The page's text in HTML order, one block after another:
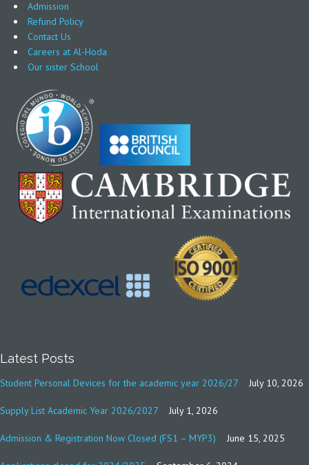
Admission
Refund Policy
Contact Us
Careers at Al-Hoda
Our sister School
Latest Posts
Student Personal Devices for the academic year 2026/27 July 10, 2026
Supply List Academic Year 2026/2027 July 1, 2026
Admission & Registration Now Closed (FS1 – MYP3) June 15, 2025